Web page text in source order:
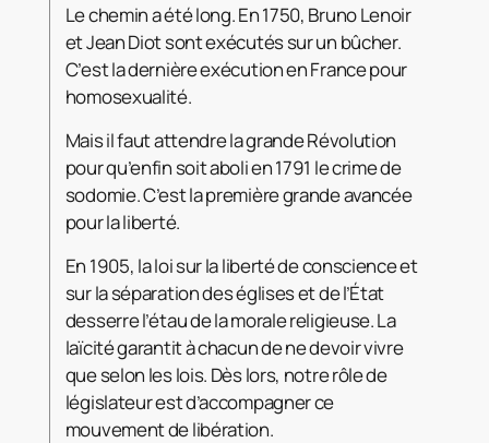
Le chemin a été long. En 1750, Bruno Lenoir
et Jean Diot sont exécutés sur un bûcher.
C’est la dernière exécution en France pour
homosexualité.
Mais il faut attendre la grande Révolution
pour qu’enfin soit aboli en 1791 le crime de
sodomie. C’est la première grande avancée
pour la liberté.
En 1905, la loi sur la liberté de conscience et
sur la séparation des églises et de l’État
desserre l’étau de la morale religieuse. La
laïcité garantit à chacun de ne devoir vivre
que selon les lois. Dès lors, notre rôle de
législateur est d’accompagner ce
mouvement de libération.